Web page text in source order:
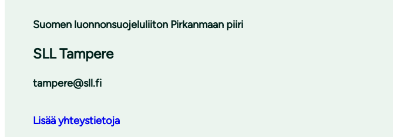
Suomen luonnonsuojeluliiton Pirkanmaan piiri
SLL Tampere
tampere@sll.fi
Lisää yhteystietoja